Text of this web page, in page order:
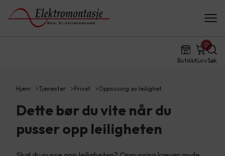
ButikkKurv
0
Søk
Hjem Tjenester Privat Oppussing av leilighet
Dette bør du vite når du
pusser opp leiligheten